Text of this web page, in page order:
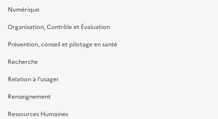
Numérique
Organisation, Contrôle et Évaluation
Prévention, conseil et pilotage en santé
Recherche
Relation à l’usager
Renseignement
Ressources Humaines